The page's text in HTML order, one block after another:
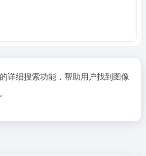
详细搜索功能，帮助用户找到图像